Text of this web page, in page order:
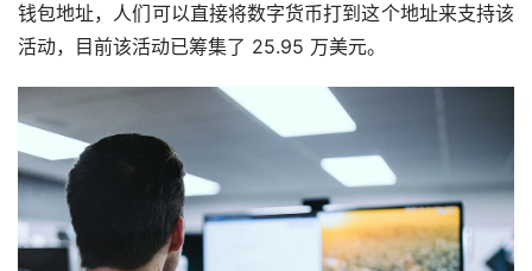
钱包地址，人们可以直接将数字货币打到这个地址来支持该
活动，目前该活动已筹集了 25.95 万美元。